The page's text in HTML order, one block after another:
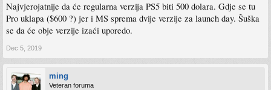
Najvjerojatnije da će regularna verzija PS5 biti 500 dolara. Gdje se tu
Pro uklapa ($600 ?) jer i MS sprema dvije verzije za launch day. Šuška
se da će obje verzije izaći uporedo.
Dec 5, 2019
ming
Veteran foruma